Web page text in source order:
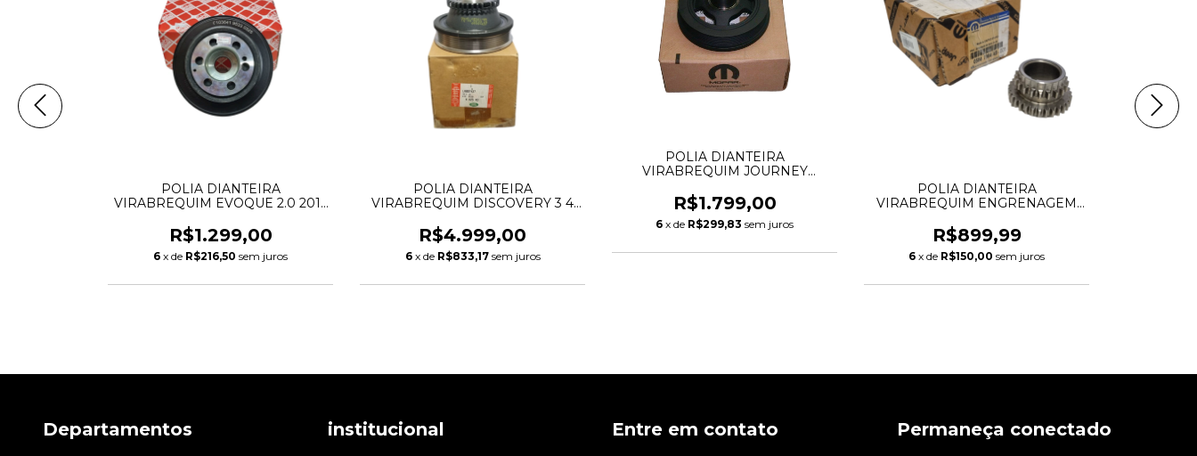
POLIA DIANTEIRA
VIRABREQUIM EVOQUE 2.0 2012
LR068885 JDE38472 80004336
31480378 103641
R$1.299,00
6 x de R$216,50 sem juros
POLIA DIANTEIRA
VIRABREQUIM DISCOVERY 3 4
LR031685 LR007437
R$4.999,00
6 x de R$833,17 sem juros
POLIA DIANTEIRA
VIRABREQUIM JOURNEY
3.6 V6 PENTASTAR 05184293AC
05184293AG 05184293AH
R$1.799,00
6 x de R$299,83 sem juros
POLIA DIANTEIRA
VIRABREQUIM ENGRENAGEM
CHEROKEE WRANGLER 2016 A
2023 5047964AB 05047964AB
68585405AA
R$899,99
6 x de R$150,00 sem juros
Departamentos institucional Entre em contato Permaneça conectado